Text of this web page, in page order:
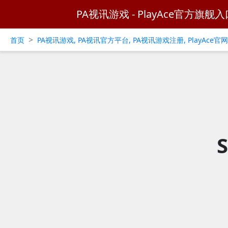
PA视讯游戏 - PlayAce官方旗舰入
首页 > PA视讯游戏, PA视讯官方平台, PA视讯游戏注册, PlayAce官